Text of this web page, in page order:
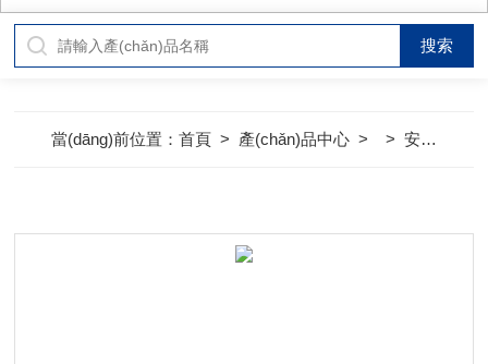
當(dāng)前位置：首頁 > 產(chǎn)品中心 > >安全閥系列